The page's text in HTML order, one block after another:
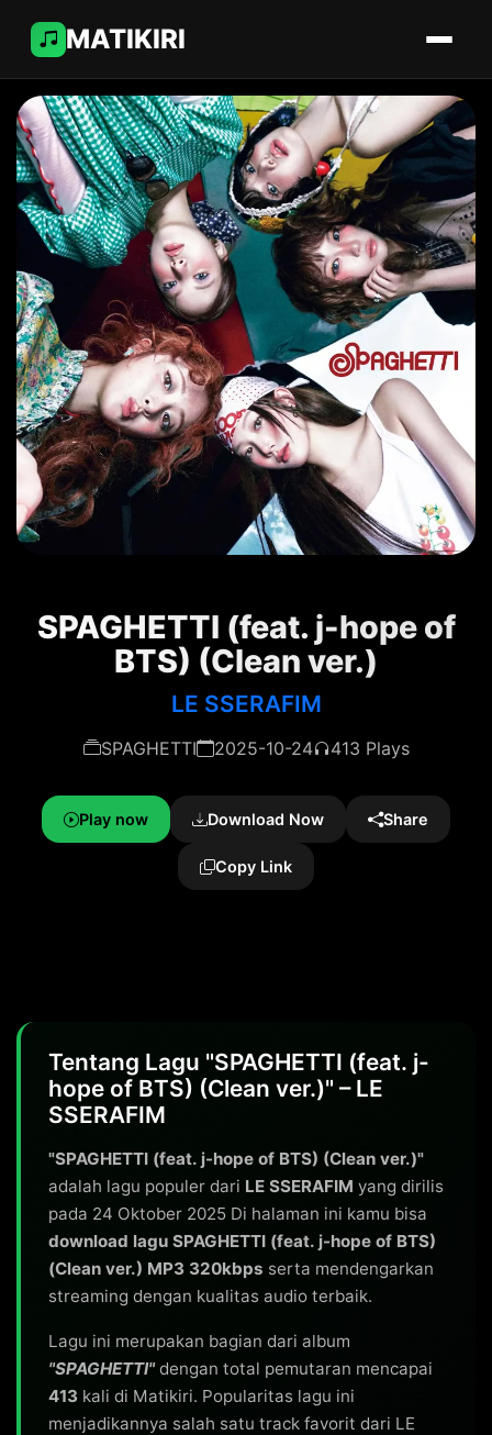
MATIKIRI
SPAGHETTI (feat. j-hope of
BTS) (Clean ver.)
LE SSERAFIM
SPAGHETTI 2025-10-24 413 Plays
Play now Download Now Share
Copy Link
Tentang Lagu "SPAGHETTI (feat. j-
hope of BTS) (Clean ver.)" – LE
SSERAFIM
"SPAGHETTI (feat. j-hope of BTS) (Clean ver.)"
adalah lagu populer dari LE SSERAFIM yang dirilis
pada 24 Oktober 2025 Di halaman ini kamu bisa
download lagu SPAGHETTI (feat. j-hope of BTS)
(Clean ver.) MP3 320kbps serta mendengarkan
streaming dengan kualitas audio terbaik.
Lagu ini merupakan bagian dari album
"SPAGHETTI"dengan total pemutaran mencapai
413 kali di Matikiri. Popularitas lagu ini
menjadikannya salah satu track favorit dari LE